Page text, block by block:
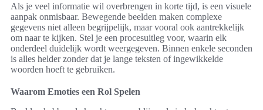
Als je veel informatie wil overbrengen in korte tijd, is een visuele
aanpak onmisbaar. Bewegende beelden maken complexe
gegevens niet alleen begrijpelijk, maar vooral ook aantrekkelijk
om naar te kijken. Stel je een procesuitleg voor, waarin elk
onderdeel duidelijk wordt weergegeven. Binnen enkele seconden
is alles helder zonder dat je lange teksten of ingewikkelde
woorden hoeft te gebruiken.
Waarom Emoties een Rol Spelen